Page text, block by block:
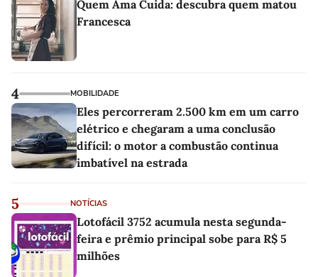
Quem Ama Cuida: descubra quem matou
Francesca
4 MOBILIDADE
Eles percorreram 2.500 km em um carro
elétrico e chegaram a uma conclusão
difícil: o motor a combustão continua
imbatível na estrada
5 NOTÍCIAS
Lotofácil 3752 acumula nesta segunda-
feira e prêmio principal sobe para R$ 5
milhões